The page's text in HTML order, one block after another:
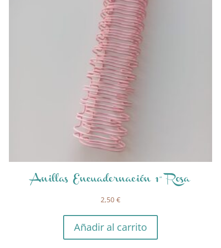
Anillas Encuadernación 1″ Rosa
2,50 €
Añadir al carrito